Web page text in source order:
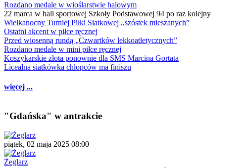
Rozdano medale w wioślarstwie halowym
22 marca w hali sportowej Szkoły Podstawowej 94 po raz kolejny
Wielkanocny Turniej Piłki Siatkowej ,,szóstek mieszanych”
Ostatni akcent w piłce ręcznej
Przed wiosenną rundą „Czwartków lekkoatletycznych”
Rozdano medale w mini piłce ręcznej
Koszykarskie złota ponownie dla SMS Marcina Gortata
Licealna siatkówka chłopców ma finiszu
więcej ...
"Gdańska" w antrakcie
piątek, 02 maja 2025 08:00
Żeglarz